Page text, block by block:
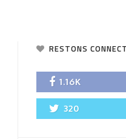
RESTONS
1.16K
320